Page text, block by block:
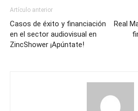
Artículo anterior
Casos de éxito y financiación
en el sector audiovisual en
ZincShower ¡Apúntate!
Real